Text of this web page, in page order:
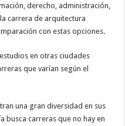
derecho, administración,
carrera de arquitectura
con estas opciones.
en otras ciudades
que varían según el
una gran diversidad en sus
busca carreras que no hay en